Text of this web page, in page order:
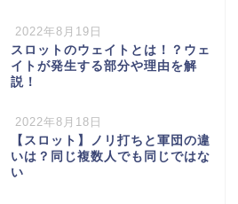
2022年8月19日
スロットのウェイトとは！？ウェ
イトが発生する部分や理由を解
説！
2022年8月18日
【スロット】ノリ打ちと軍団の違
いは？同じ複数人でも同じではな
い